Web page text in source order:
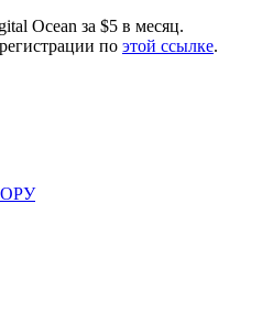
Ocean за $5 в месяц.
по этой ссылке.